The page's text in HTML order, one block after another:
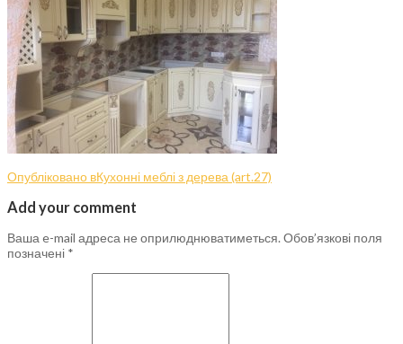
Опубліковано вКухонні меблі з дерева (art.27)
Add your comment
Ваша e-mail адреса не оприлюднюватиметься.Обов’язкові поля
позначені *